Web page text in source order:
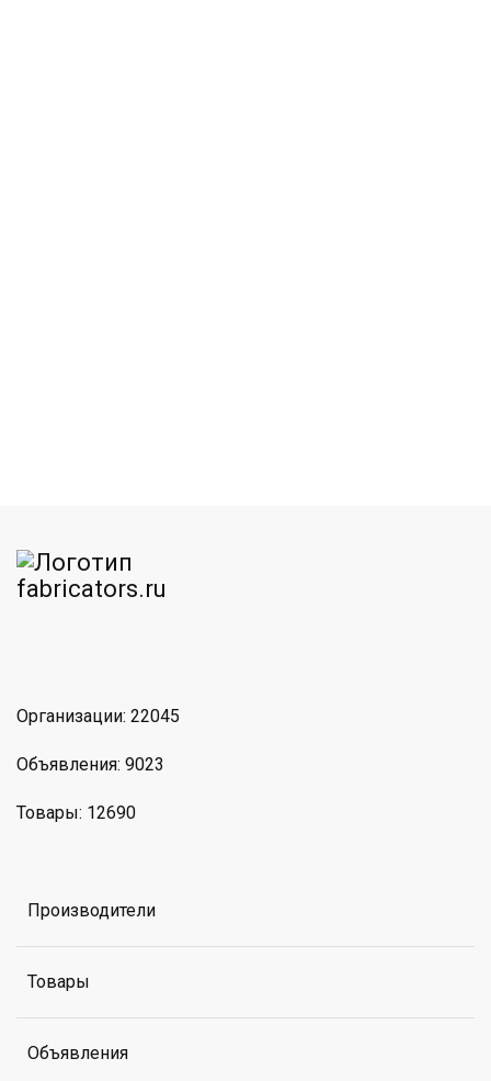
Организации: 22045
Объявления: 9023
Товары: 12690
Производители
Товары
Объявления